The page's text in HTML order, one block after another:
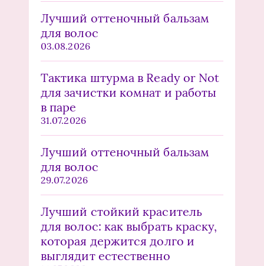
Лучший оттеночный бальзам
для волос
03.08.2026
Тактика штурма в Ready or Not
для зачистки комнат и работы
в паре
31.07.2026
Лучший оттеночный бальзам
для волос
29.07.2026
Лучший стойкий краситель
для волос: как выбрать краску,
которая держится долго и
выглядит естественно